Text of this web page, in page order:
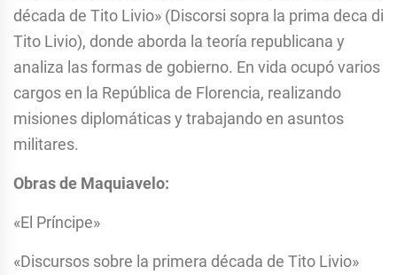
década de Tito Livio» (Discorsi sopra la prima deca di
Tito Livio), donde aborda la teoría republicana y
analiza las formas de gobierno. En vida ocupó varios
cargos en la República de Florencia, realizando
misiones diplomáticas y trabajando en asuntos
militares.
Obras de Maquiavelo:
«El Príncipe»
«Discursos sobre la primera década de Tito Livio»